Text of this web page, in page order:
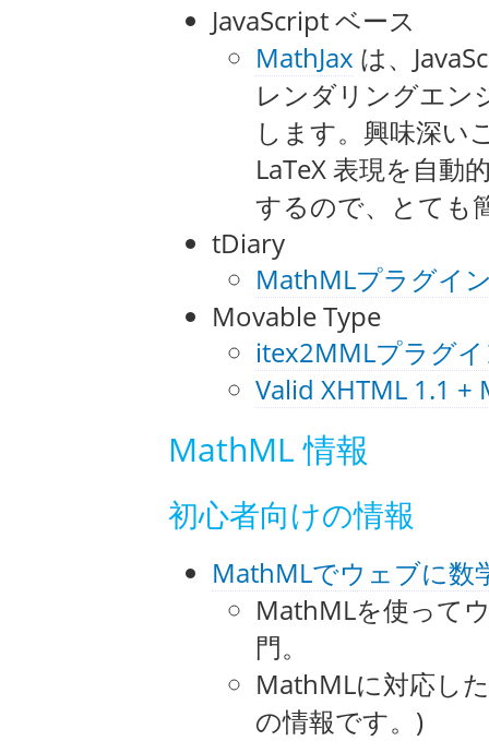
JavaScript ベース
MathJax は、
レンダリングエン
します。興味深い
LaTeX 表現を自動
するので、とても
tDiary
MathMLプラグイ
Movable Type
itex2MMLプラグ
Valid XHTML 1.1 +
MathML 情報
初心者向けの情報
MathMLでウェブに数
MathMLを使って
門。
MathMLに対応し
の情報です。)